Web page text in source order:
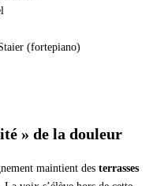
(fortepiano)
» de la douleur
maintient des terrasses